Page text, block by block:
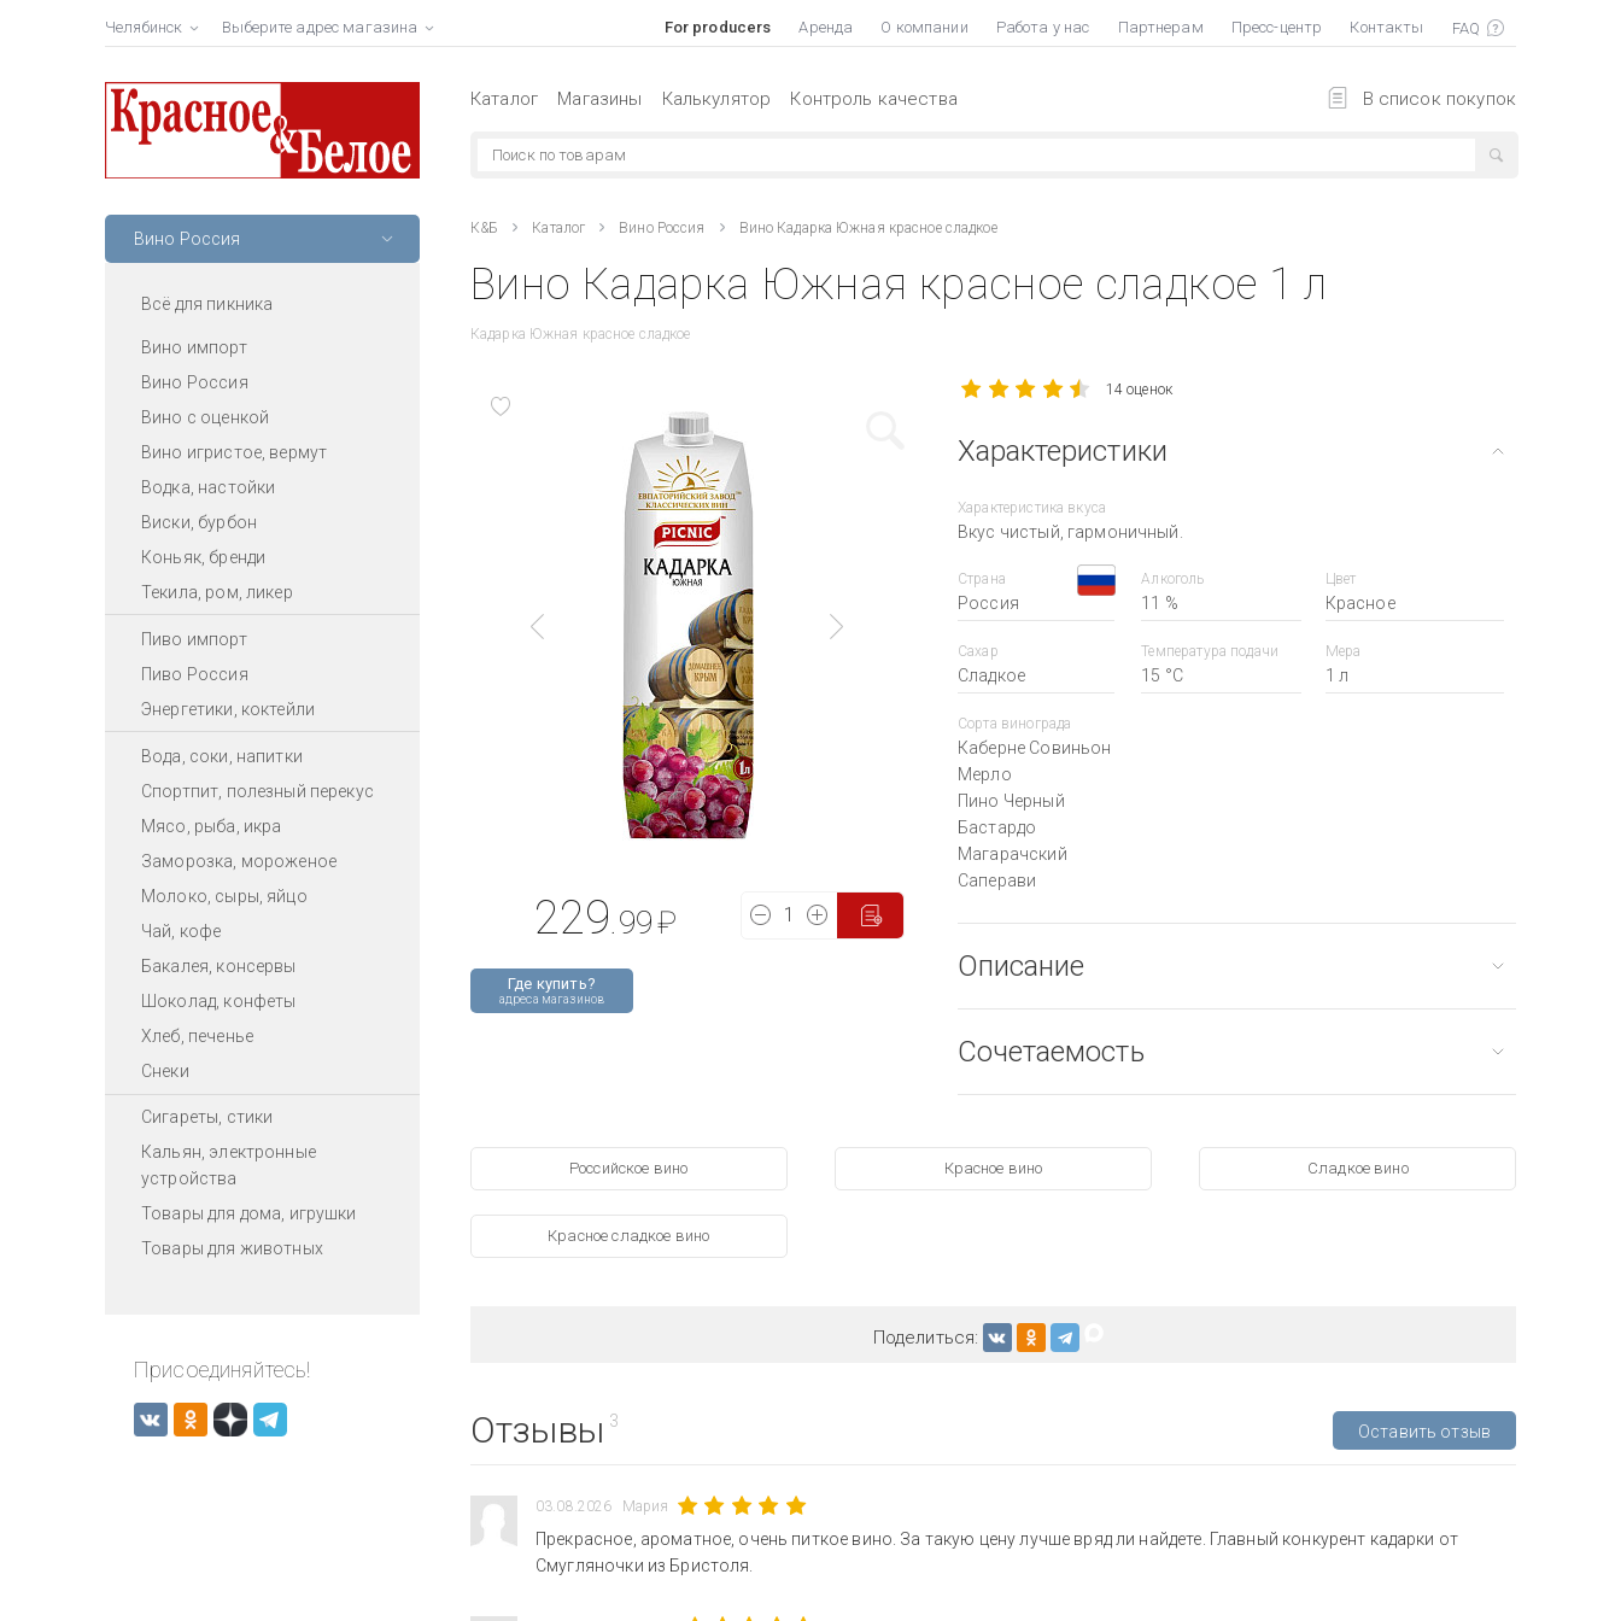
Челябинск Выберите адрес магазина For producers Аренда О компании Работа у нас Партнерам Пресс-центр Контакты
В список покупок
Каталог Магазины Калькулятор Контроль качества
Вино Россия
Всё для пикника
Вино импорт
Вино Россия
Вино с оценкой
Вино игристое, вермут
Водка, настойки
Виски, бурбон
Коньяк, бренди
Текила, ром, ликер
Пиво импорт
Пиво Россия
Энергетики, коктейли
Вода, соки, напитки
Спортпит, полезный перекус
Мясо, рыба, икра
Заморозка, мороженое
Молоко, сыры, яйцо
Чай, кофе
Бакалея, консервы
Шоколад, конфеты
Хлеб, печенье
Снеки
Сигареты, стики
Кальян, электронные
устройства
Товары для дома, игрушки
Товары для животных
Присоединяйтесь!
К&Б Каталог Вино Россия Вино Кадарка Южная красное сладкое
Вино Кадарка Южная красное сладкое 1 л
Кадарка Южная красное сладкое
Где купить?
адреса магазинов
229 .99₽
14 оценок
Характеристики
Характеристика вкуса
Вкус чистый, гармоничный.
Страна
Россия
Алкоголь
11 %
Цвет
Красное
Сахар
Сладкое
Температура подачи
15 °С
Мера
1 л
Сорта винограда
Каберне Совиньон
Мерло
Пино Черный
Бастардо
Магарачский
Саперави
Описание
Сочетаемость
Российское вино Красное вино Сладкое вино
Красное сладкое вино
Поделиться:
Отзывы 3
Оставить отзыв
03.08.2026 Мария
Прекрасное, ароматное, очень питкое вино. За такую цену лучше вряд ли найдете. Главный конкурент кадарки от
Смугляночки из Бристоля.